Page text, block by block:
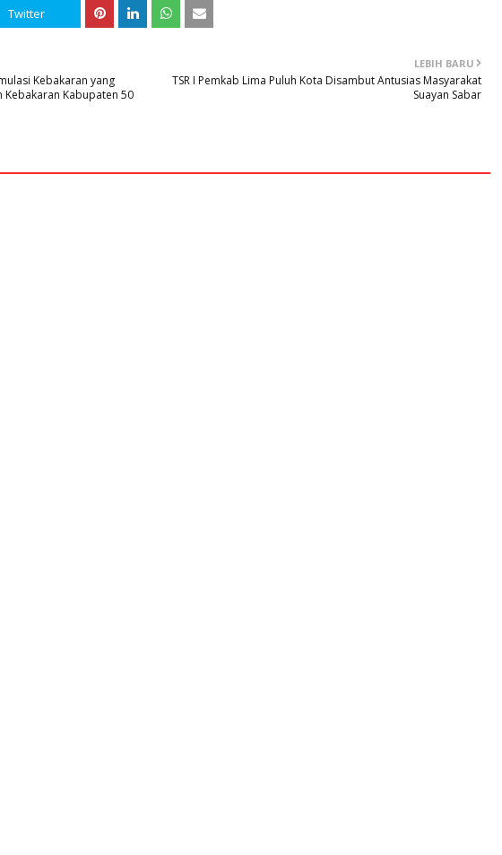
Twitter
LEBIH BARU
TSR I Pemkab Lima Puluh Kota Disambut Antusias Masyarakat
Suayan Sabar
Kebakaran yang
Kebakaran Kabupaten 50